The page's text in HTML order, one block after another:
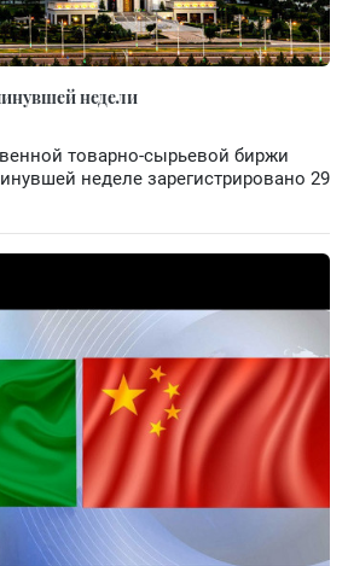
недели
товарно-сырьевой биржи
неделе зарегистрировано 29